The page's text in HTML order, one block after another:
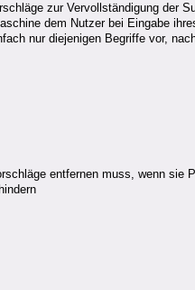
zur Vervollständigung der
dem Nutzer bei Eingabe
nur diejenigen Begriffe vor,
entfernen muss, wenn